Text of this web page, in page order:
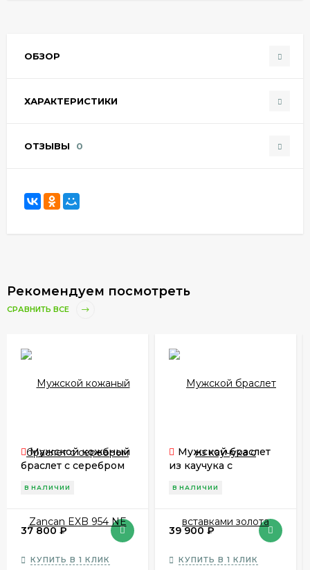
ОБЗОР
ХАРАКТЕРИСТИКИ
ОТЗЫВЫ 0
Рекомендуем посмотреть
СРАВНИТЬ ВСЕ
Мужской кожаный
браслет с серебром
В НАЛИЧИИ
37 800₽
КУПИТЬ В 1 КЛИК
Мужской браслет
из каучука с
Zancan EXB 288 R-N
В НАЛИЧИИ
39 900₽
КУПИТЬ В 1 КЛИК